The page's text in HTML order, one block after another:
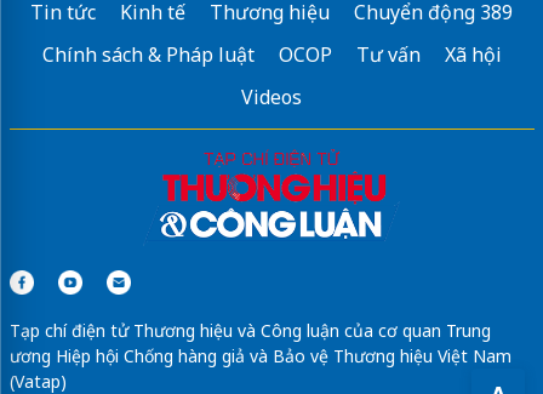
Tin tức Kinh tế Thương hiệu
Chuyển động 389
Chính sách & Pháp luật
OCOP Tư vấn
Xã hội
Videos
Tạp chí điện tử Thương hiệu và Công luận của cơ quan Trung
ương Hiệp hội Chống hàng giả và Bảo vệ Thương hiệu Việt Nam
(Vatap)